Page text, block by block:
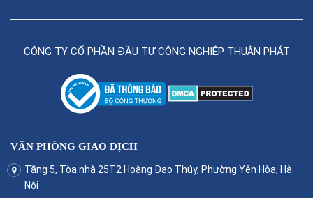
CÔNG TY CỔ PHẦN ĐẦU TƯ CÔNG NGHIỆP THUẬN PHÁT
VĂN PHÒNG GIAO DỊCH
Tầng 5, Tòa nhà 25T2 Hoàng Đạo Thúy, Phường Yên Hòa, Hà
Nội